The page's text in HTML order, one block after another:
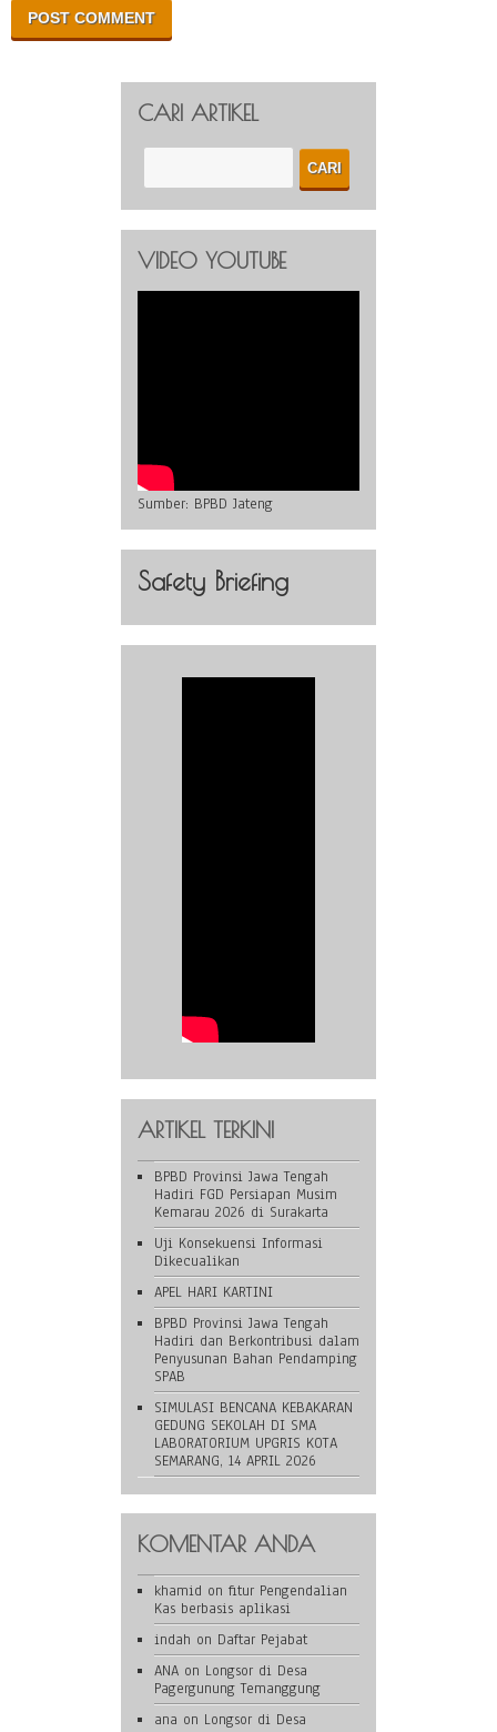
CARI ARTIKEL
VIDEO YOUTUBE
Sumber: BPBD Jateng
Safety Briefing
ARTIKEL TERKINI
BPBD Provinsi Jawa Tengah
Hadiri FGD Persiapan Musim
Kemarau 2026 di Surakarta
Uji Konsekuensi Informasi
Dikecualikan
APEL HARI KARTINI
BPBD Provinsi Jawa Tengah
Hadiri dan Berkontribusi dalam
Penyusunan Bahan Pendamping
SPAB
SIMULASI BENCANA KEBAKARAN
GEDUNG SEKOLAH DI SMA
LABORATORIUM UPGRIS KOTA
SEMARANG, 14 APRIL 2026
KOMENTAR ANDA
khamid on fitur Pengendalian
Kas berbasis aplikasi
indah on Daftar Pejabat
ANA on Longsor di Desa
Pagergunung Temanggung
ana on Longsor di Desa